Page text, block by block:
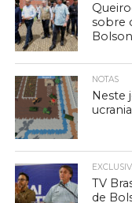
sobre
NOTAS
Neste
TV
de